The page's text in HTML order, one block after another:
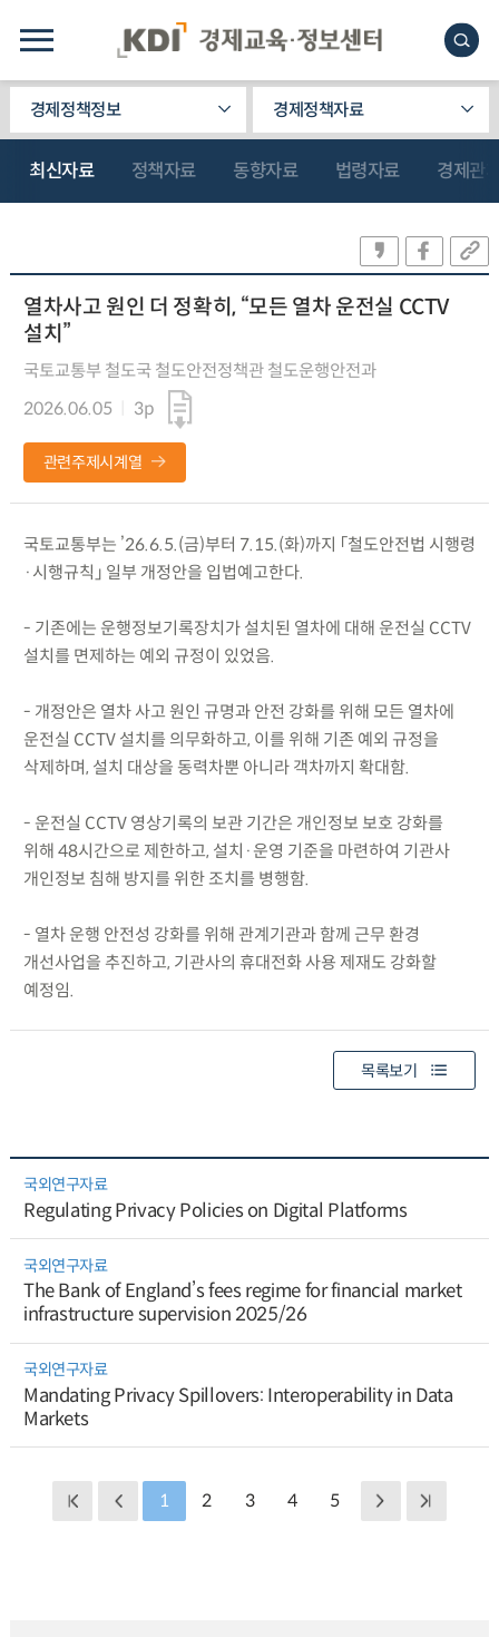
경제정책정보 경제정책자료
최신자료 정책자료 동향자료 법령자료 경제관
열차사고 원인 더 정확히, “모든 열차 운전실 CCTV
설치”
국토교통부 철도국 철도안전정책관 철도운행안전과
2026.06.05
3p
관련주제시계열
국토교통부는 ’26.6.5.(금)부터 7.15.(화)까지 「철도안전법 시행령
·시행규칙」 일부 개정안을 입법예고한다.
- 기존에는 운행정보기록장치가 설치된 열차에 대해 운전실 CCTV
설치를 면제하는 예외 규정이 있었음.
- 개정안은 열차 사고 원인 규명과 안전 강화를 위해 모든 열차에
운전실 CCTV 설치를 의무화하고, 이를 위해 기존 예외 규정을
삭제하며, 설치 대상을 동력차뿐 아니라 객차까지 확대함.
- 운전실 CCTV 영상기록의 보관 기간은 개인정보 보호 강화를
위해 48시간으로 제한하고, 설치·운영 기준을 마련하여 기관사
개인정보 침해 방지를 위한 조치를 병행함.
- 열차 운행 안전성 강화를 위해 관계기관과 함께 근무 환경
개선사업을 추진하고, 기관사의 휴대전화 사용 제재도 강화할
예정임.
목록보기
국외연구자료
Regulating Privacy Policies on Digital Platforms
국외연구자료
The Bank of England’s fees regime for financial market
infrastructure supervision 2025/26
국외연구자료
Mandating Privacy Spillovers: Interoperability in Data
Markets
1 2 3 4 5